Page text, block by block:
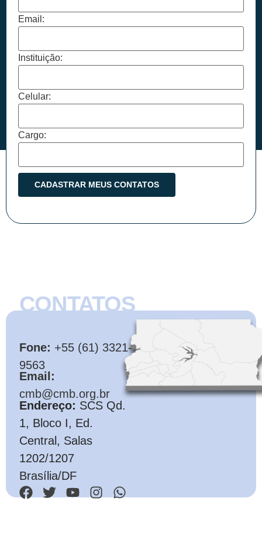
Email:
Instituição:
Celular:
Cargo:
CONTATOS
Fone: +55 (61) 3321-
9563
Email:
cmb@cmb.org.br
Endereço: SCS Qd.
1, Bloco I, Ed.
Central, Salas
1202/1207
Brasília/DF